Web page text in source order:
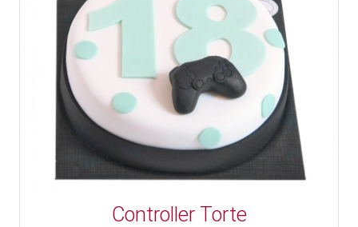
Controller Torte